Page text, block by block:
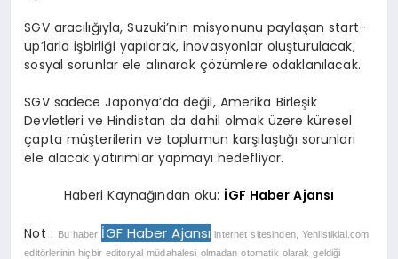
SGV aracılığıyla, Suzuki’nin misyonunu paylaşan start-
up’larla işbirliği yapılarak, inovasyonlar oluşturulacak,
sosyal sorunlar ele alınarak çözümlere odaklanılacak.
SGV sadece Japonya’da değil, Amerika Birleşik
Devletleri ve Hindistan da dahil olmak üzere küresel
çapta müşterilerin ve toplumun karşılaştığı sorunları
ele alacak yatırımlar yapmayı hedefliyor.
Haberi Kaynağından oku: İGF Haber Ajansı
Not : Bu haber İGF Haber Ajansı internet sitesinden, Yeniistiklal.com
editörlerinin hiçbir editoryal müdahalesi olmadan otomatik olarak geldiği